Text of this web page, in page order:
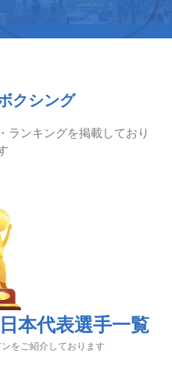
クシング
ランキングを掲載しており
本代表選手一覧
をご紹介しております